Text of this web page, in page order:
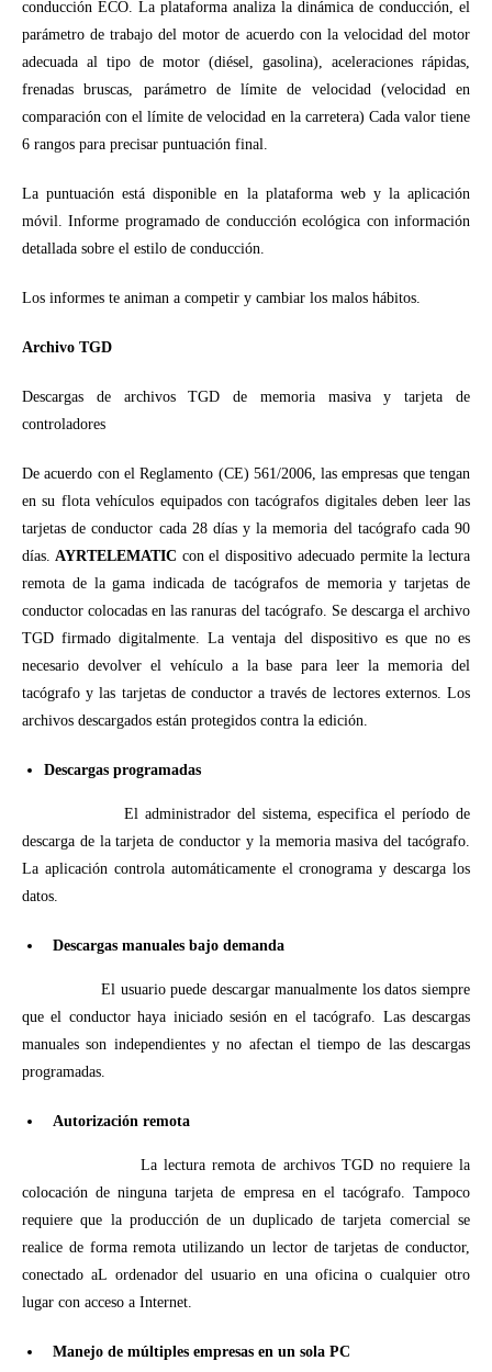
conducción ECO. La plataforma analiza la dinámica de conducción, el
parámetro de trabajo del motor de acuerdo con la velocidad del motor
adecuada al tipo de motor (diésel, gasolina), aceleraciones rápidas,
frenadas bruscas, parámetro de límite de velocidad (velocidad en
comparación con el límite de velocidad en la carretera) Cada valor tiene
6 rangos para precisar puntuación final.
La puntuación está disponible en la plataforma web y la aplicación
móvil. Informe programado de conducción ecológica con información
detallada sobre el estilo de conducción.
Los informes te animan a competir y cambiar los malos hábitos.
Archivo TGD
Descargas de archivos TGD de memoria masiva y tarjeta de
controladores
De acuerdo con el Reglamento (CE) 561/2006, las empresas que tengan
en su flota vehículos equipados con tacógrafos digitales deben leer las
tarjetas de conductor cada 28 días y la memoria del tacógrafo cada 90
días. AYRTELEMATIC con el dispositivo adecuado permite la lectura
remota de la gama indicada de tacógrafos de memoria y tarjetas de
conductor colocadas en las ranuras del tacógrafo. Se descarga el archivo
TGD firmado digitalmente. La ventaja del dispositivo es que no es
necesario devolver el vehículo a la base para leer la memoria del
tacógrafo y las tarjetas de conductor a través de lectores externos. Los
archivos descargados están protegidos contra la edición.
Descargas programadas
El administrador del sistema, especifica el período de
descarga de la tarjeta de conductor y la memoria masiva del tacógrafo.
La aplicación controla automáticamente el cronograma y descarga los
datos.
Descargas manuales bajo demanda
El usuario puede descargar manualmente los datos siempre
que el conductor haya iniciado sesión en el tacógrafo. Las descargas
manuales son independientes y no afectan el tiempo de las descargas
programadas.
Autorización remota
La lectura remota de archivos TGD no requiere la
colocación de ninguna tarjeta de empresa en el tacógrafo. Tampoco
requiere que la producción de un duplicado de tarjeta comercial se
realice de forma remota utilizando un lector de tarjetas de conductor,
conectado aL ordenador del usuario en una oficina o cualquier otro
lugar con acceso a Internet.
Manejo de múltiples empresas en un sola PC